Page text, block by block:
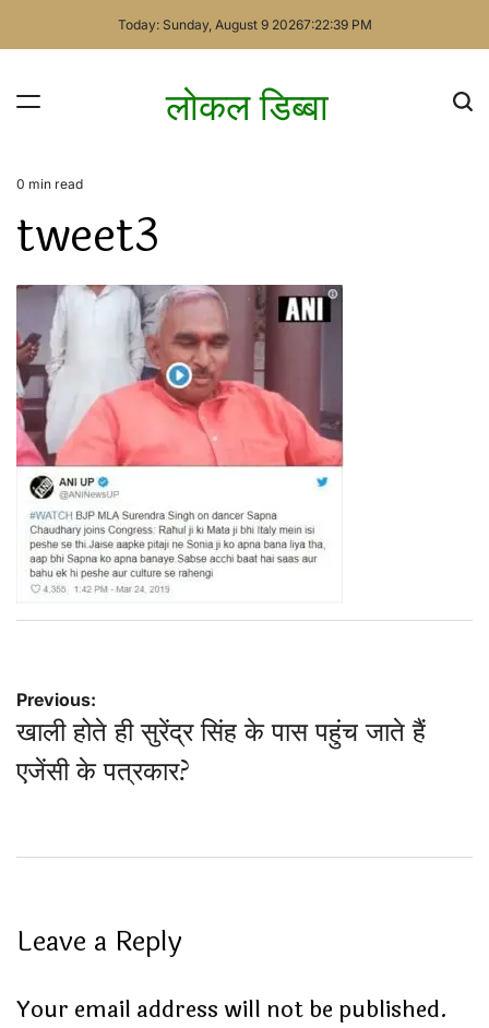
Today: Sunday, August 9 20267:22:39 PM
लोकल डिब्बा
Estimated
time
0 min read
tweet3
Post
navigation
Previous:
खाली होते ही सुरेंद्र सिंह के पास पहुंच जाते हैं
एजेंसी के पत्रकार?
Leave a Reply
Your email address will not be published.